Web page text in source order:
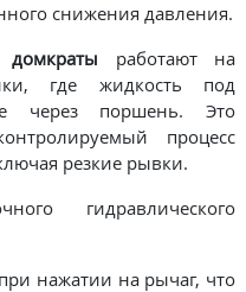
снижения давления.
домкраты работают на
где жидкость под
через поршень. Это
процесс
резкие рывки.
гидравлического
нажатии на рычаг, что